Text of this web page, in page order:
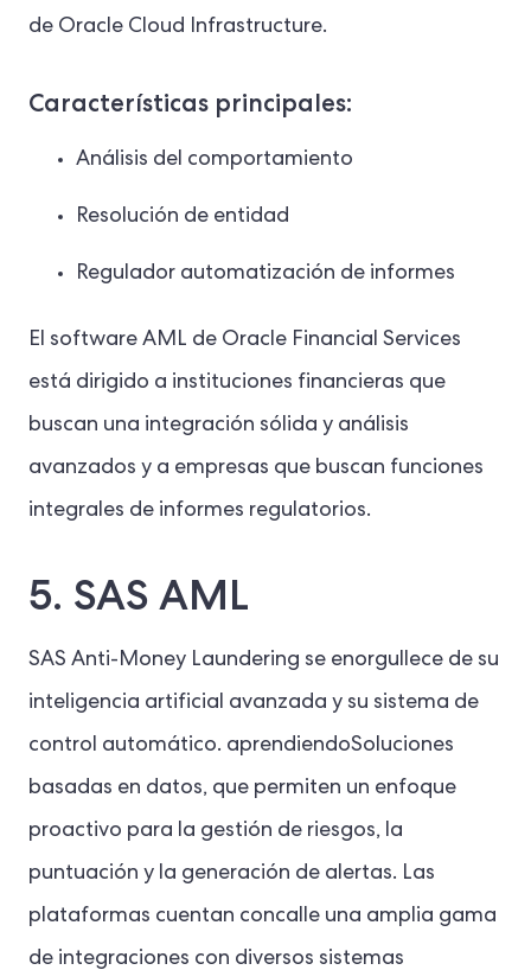
de Oracle Cloud Infrastructure.
Características principales:
Análisis del comportamiento
Resolución de entidad
Regulador automatización de informes
El software AML de Oracle Financial Services
está dirigido a instituciones financieras que
buscan una integración sólida y análisis
avanzados y a empresas que buscan funciones
integrales de informes regulatorios.
5. SAS AML
SAS Anti-Money Laundering se enorgullece de su
inteligencia artificial avanzada y su sistema de
control automático. aprendiendoSoluciones
basadas en datos, que permiten un enfoque
proactivo para la gestión de riesgos, la
puntuación y la generación de alertas. Las
plataformas cuentan concalle una amplia gama
de integraciones con diversos sistemas